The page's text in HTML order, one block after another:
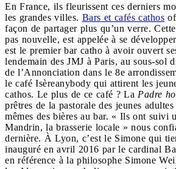
En France, ils fleurissent ces derniers
les grandes villes. Bars et cafés cathos
façon de partager plus qu’un verre.
pas nouvelle, est appelée à se
est le premier bar catho à avoir ouvert
lendemain des JMJ à Paris, au sous-sol
de l’Annonciation dans le 8e
le café Isèreanybody qui attirent les
cathos. Le plus de ce café ? La Padre
prêtres de la pastorale des jeunes
mêmes des bières au bar. « Ils ont suivi
Mandrin, la brasserie locale » nous
dernière. À Lyon, c’est le Simone qui
inauguré en avril 2016 par le cardinal
en référence à la philosophe Simone